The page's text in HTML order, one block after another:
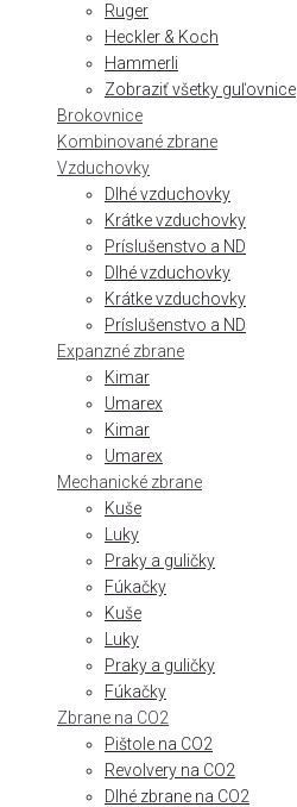
Ruger
Heckler & Koch
Hammerli
Zobraziť všetky guľovnice
Brokovnice
Kombinované zbrane
Vzduchovky
Dlhé vzduchovky
Krátke vzduchovky
Príslušenstvo a ND
Dlhé vzduchovky
Krátke vzduchovky
Príslušenstvo a ND
Expanzné zbrane
Kimar
Umarex
Kimar
Umarex
Mechanické zbrane
Kuše
Luky
Praky a guličky
Fúkačky
Kuše
Luky
Praky a guličky
Fúkačky
Zbrane na CO2
Pištole na CO2
Revolvery na CO2
Dlhé zbrane na CO2